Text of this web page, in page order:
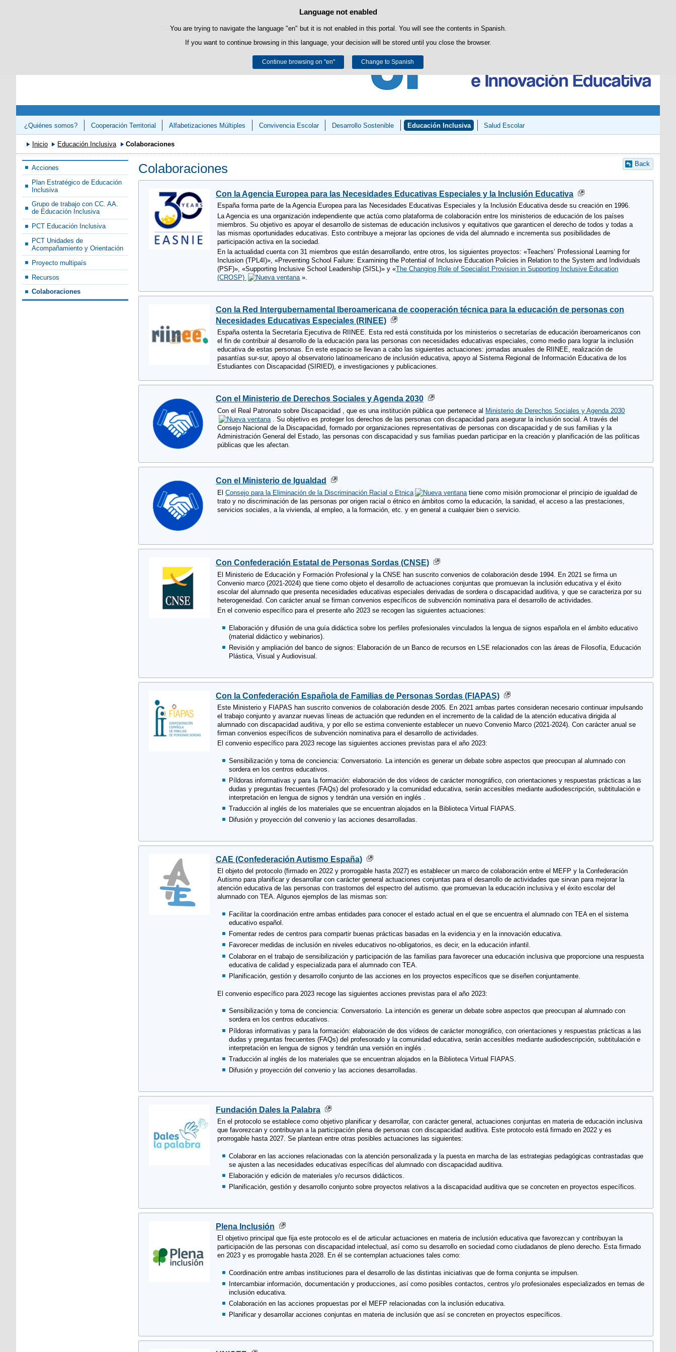
Cookie Policy
This website uses its own cookies to facilitate browsing and third-party cookies to obtain usage and satisfaction statistics.
You can get more information in the "Cookies" section of ourlegal notice.
Accept Reject
Language not enabled
You are trying to navigate the language "en" but it is not enabled in this portal. You will see the contents in Spanish.
If you want to continue browsing in this language, your decision will be stored until you close the browser.
Continue browsing on "en" Change to Spanish
Skip to content
¿Quiénes somos? Cooperación Territorial Alfabetizaciones Múltiples Convivencia Escolar Desarrollo Sostenible Educación Inclusiva Salud Escolar
Congreso «Avanzando en el Refuerzo de la Competencias Lectora y Matemáticas»
Inicio Educación Inclusiva Colaboraciones
Acciones
Plan Estratégico de Educación
Inclusiva
Grupo de trabajo con CC. AA.
de Educación Inclusiva
PCT Educación Inclusiva
PCT Unidades de
Acompañamiento y Orientación
Proyecto multipaís
Recursos
Colaboraciones
Back
Colaboraciones
Con la Agencia Europea para las Necesidades Educativas Especiales y la Inclusión Educativa
España forma parte de la Agencia Europea para las Necesidades Educativas Especiales y la Inclusión Educativa desde su creación en 1996.
La Agencia es una organización independiente que actúa como plataforma de colaboración entre los ministerios de educación de los países
miembros. Su objetivo es apoyar el desarrollo de sistemas de educación inclusivos y equitativos que garanticen el derecho de todos y todas a
las mismas oportunidades educativas. Esto contribuye a mejorar las opciones de vida del alumnado e incrementa sus posibilidades de
participación activa en la sociedad.
En la actualidad cuenta con 31 miembros que están desarrollando, entre otros, los siguientes proyectos: «Teachers’ Professional Learning for
Inclusion (TPL4I)», «Preventing School Failure: Examining the Potential of Inclusive Education Policies in Relation to the System and Individuals
(PSF)», «Supporting Inclusive School Leadership (SISL)» y «The Changing Role of Specialist Provision in Supporting Inclusive Education
(CROSP)
».
Con la Red Intergubernamental Iberoamericana de cooperación técnica para la educación de personas con
Necesidades Educativas Especiales (RINEE)
España ostenta la Secretaría Ejecutiva de RIINEE. Esta red está constituida por los ministerios o secretarías de educación iberoamericanos con
el fin de contribuir al desarrollo de la educación para las personas con necesidades educativas especiales, como medio para lograr la inclusión
educativa de estas personas. En este espacio se llevan a cabo las siguientes actuaciones: jornadas anuales de RIINEE, realización de
pasantías sur-sur, apoyo al observatorio latinoamericano de inclusión educativa, apoyo al Sistema Regional de Información Educativa de los
Estudiantes con Discapacidad (SIRIED), e investigaciones y publicaciones.
Con el Ministerio de Derechos Sociales y Agenda 2030
Con el Real Patronato sobre Discapacidad , que es una institución pública que pertenece al Ministerio de Derechos Sociales y Agenda 2030
. Su objetivo es proteger los derechos de las personas con discapacidad para asegurar la inclusión social. A través del
Consejo Nacional de la Discapacidad, formado por organizaciones representativas de personas con discapacidad y de sus familias y la
Administración General del Estado, las personas con discapacidad y sus familias puedan participar en la creación y planificación de las políticas
públicas que les afectan.
Con el Ministerio de Igualdad
ElConsejo para la Eliminación de la Discriminación Racial o Etnica
tiene como misión promocionar el principio de igualdad de
trato y no discriminación de las personas por origen racial o étnico en ámbitos como la educación, la sanidad, el acceso a las prestaciones,
servicios sociales, a la vivienda, al empleo, a la formación, etc. y en general a cualquier bien o servicio.
Con Confederación Estatal de Personas Sordas (CNSE)
El Ministerio de Educación y Formación Profesional y la CNSE han suscrito convenios de colaboración desde 1994. En 2021 se firma un
Convenio marco (2021-2024) que tiene como objeto el desarrollo de actuaciones conjuntas que promuevan la inclusión educativa y el éxito
escolar del alumnado que presenta necesidades educativas especiales derivadas de sordera o discapacidad auditiva, y que se caracteriza por su
heterogeneidad. Con carácter anual se firman convenios específicos de subvención nominativa para el desarrollo de actividades.
En el convenio específico para el presente año 2023 se recogen las siguientes actuaciones:
Elaboración y difusión de una guía didáctica sobre los perfiles profesionales vinculados la lengua de signos española en el ámbito educativo
(material didáctico y webinarios).
Revisión y ampliación del banco de signos: Elaboración de un Banco de recursos en LSE relacionados con las áreas de Filosofía, Educación
Plástica, Visual y Audiovisual.
Con la Confederación Española de Familias de Personas Sordas (FIAPAS)
Este Ministerio y FIAPAS han suscrito convenios de colaboración desde 2005. En 2021 ambas partes consideran necesario continuar impulsando
el trabajo conjunto y avanzar nuevas líneas de actuación que redunden en el incremento de la calidad de la atención educativa dirigida al
alumnado con discapacidad auditiva, y por ello se estima conveniente establecer un nuevo Convenio Marco (2021-2024). Con carácter anual se
firman convenios específicos de subvención nominativa para el desarrollo de actividades.
El convenio específico para 2023 recoge las siguientes acciones previstas para el año 2023:
Sensibilización y toma de conciencia: Conversatorio. La intención es generar un debate sobre aspectos que preocupan al alumnado con
sordera en los centros educativos.
Píldoras informativas y para la formación: elaboración de dos vídeos de carácter monográfico, con orientaciones y respuestas prácticas a las
dudas y preguntas frecuentes (FAQs) del profesorado y la comunidad educativa, serán accesibles mediante audiodescripción, subtitulación e
interpretación en lengua de signos y tendrán una versión en inglés .
Traducción al inglés de los materiales que se encuentran alojados en la Biblioteca Virtual FIAPAS.
Difusión y proyección del convenio y las acciones desarrolladas.
CAE (Confederación Autismo España)
El objeto del protocolo (firmado en 2022 y prorrogable hasta 2027) es establecer un marco de colaboración entre el MEFP y la Confederación
Autismo para planificar y desarrollar con carácter general actuaciones conjuntas para el desarrollo de actividades que sirvan para mejorar la
atención educativa de las personas con trastornos del espectro del autismo. que promuevan la educación inclusiva y el éxito escolar del
alumnado con TEA. Algunos ejemplos de las mismas son:
Facilitar la coordinación entre ambas entidades para conocer el estado actual en el que se encuentra el alumnado con TEA en el sistema
educativo español.
Fomentar redes de centros para compartir buenas prácticas basadas en la evidencia y en la innovación educativa.
Favorecer medidas de inclusión en niveles educativos no-obligatorios, es decir, en la educación infantil.
Colaborar en el trabajo de sensibilización y participación de las familias para favorecer una educación inclusiva que proporcione una respuesta
educativa de calidad y especializada para el alumnado con TEA.
Planificación, gestión y desarrollo conjunto de las acciones en los proyectos específicos que se diseñen conjuntamente.
El convenio específico para 2023 recoge las siguientes acciones previstas para el año 2023:
Sensibilización y toma de conciencia: Conversatorio. La intención es generar un debate sobre aspectos que preocupan al alumnado con
sordera en los centros educativos.
Píldoras informativas y para la formación: elaboración de dos vídeos de carácter monográfico, con orientaciones y respuestas prácticas a las
dudas y preguntas frecuentes (FAQs) del profesorado y la comunidad educativa, serán accesibles mediante audiodescripción, subtitulación e
interpretación en lengua de signos y tendrán una versión en inglés .
Traducción al inglés de los materiales que se encuentran alojados en la Biblioteca Virtual FIAPAS.
Difusión y proyección del convenio y las acciones desarrolladas.
Fundación Dales la Palabra
En el protocolo se establece como objetivo planificar y desarrollar, con carácter general, actuaciones conjuntas en materia de educación inclusiva
que favorezcan y contribuyan a la participación plena de personas con discapacidad auditiva. Este protocolo está firmado en 2022 y es
prorrogable hasta 2027. Se plantean entre otras posibles actuaciones las siguientes:
Colaborar en las acciones relacionadas con la atención personalizada y la puesta en marcha de las estrategias pedagógicas contrastadas que
se ajusten a las necesidades educativas específicas del alumnado con discapacidad auditiva.
Elaboración y edición de materiales y/o recursos didácticos.
Planificación, gestión y desarrollo conjunto sobre proyectos relativos a la discapacidad auditiva que se concreten en proyectos específicos.
Plena Inclusión
El objetivo principal que fija este protocolo es el de articular actuaciones en materia de inclusión educativa que favorezcan y contribuyan la
participación de las personas con discapacidad intelectual, así como su desarrollo en sociedad como ciudadanos de pleno derecho. Esta firmado
en 2023 y es prorrogable hasta 2028. En él se contemplan actuaciones tales como:
Coordinación entre ambas instituciones para el desarrollo de las distintas iniciativas que de forma conjunta se impulsen.
Intercambiar información, documentación y producciones, así como posibles contactos, centros y/o profesionales especializados en temas de
inclusión educativa.
Colaboración en las acciones propuestas por el MEFP relacionadas con la inclusión educativa.
Planificar y desarrollar acciones conjuntas en materia de inclusión que así se concreten en proyectos específicos.